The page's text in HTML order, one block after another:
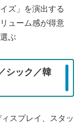
ズ」を演出する
ューム感が得意
ぶ
シック／韓
スプレイ、スタッ